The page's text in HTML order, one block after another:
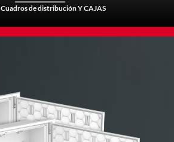
Cuadros de distribución Y CAJAS